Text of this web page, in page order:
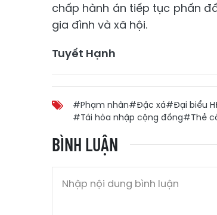
chấp hành án tiếp tục phấn
gia đình và xã hội.
Tuyết Hạnh
#Phạm nhân#Đặc xá#Đại biểu
#Tái hòa nhập cộng đồng#Thẻ
BÌNH LUẬN